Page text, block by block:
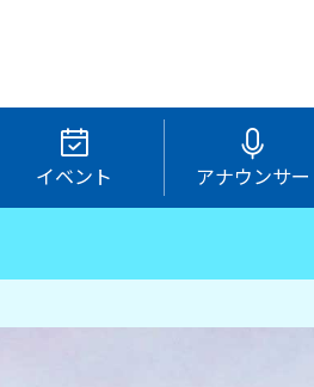
イベント アナウンサー